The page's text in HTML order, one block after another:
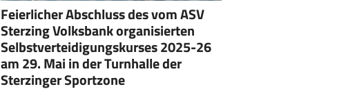
Feierlicher Abschluss des vom ASV
Sterzing Volksbank organisierten
Selbstverteidigungskurses 2025-26
am 29. Mai in der Turnhalle der
Sterzinger Sportzone